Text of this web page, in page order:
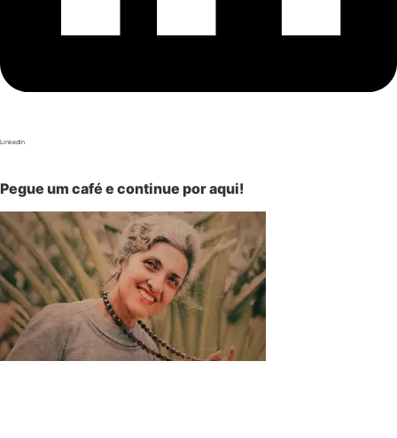
LinkedIn
Pegue um café e continue por aqui!